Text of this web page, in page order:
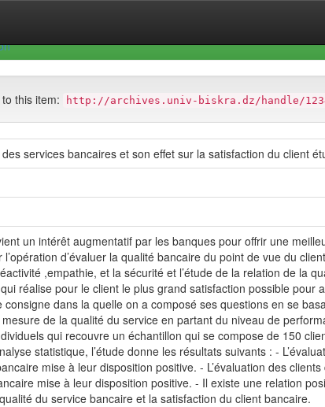
Faculté des Sciences Economiques et
this item: http://archives.univ-biskra.dz/handle/
des services bancaires et son effet sur la satisfaction du client
un intérêt augmentatif par les banques pour offrir une
d’évaluer la qualité bancaire du point de vue du
,empathie, et la sécurité et l’étude de la relation de la
réalise pour le client le plus grand satisfaction possible
dans la quelle on a composé ses questions en se
de la qualité du service en partant du niveau de
qui recouvre un échantillon qui se compose de 150
statistique, l’étude donne les résultats suivants : -
mise à leur disposition positive. - L’évaluation des
mise à leur disposition positive. - Il existe une relation
du service bancaire et la satisfaction du client bancaire.